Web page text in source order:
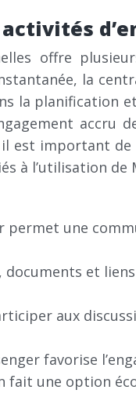
offre
la
planification
accru
est important
à l’utilisation de
permet une
documents et
aux
favorise
fait une option